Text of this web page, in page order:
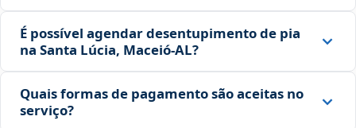
É possível agendar desentupimento de pia
na Santa Lúcia, Maceió‑AL?
Quais formas de pagamento são aceitas no
serviço?